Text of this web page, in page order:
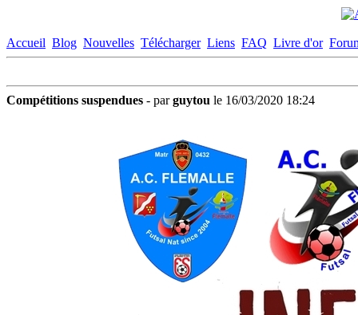
Accueil Blog Nouvelles Télécharger Liens FAQ Livre d'or
Compétitions suspendues - parguytou le 16/03/2020 18:24